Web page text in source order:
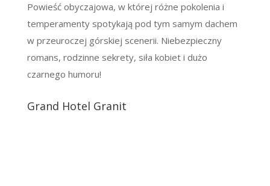
Powieść obyczajowa, w której różne pokolenia i
temperamenty spotykają pod tym samym dachem
w przeuroczej górskiej scenerii. Niebezpieczny
romans, rodzinne sekrety, siła kobiet i dużo
czarnego humoru!
Grand Hotel Granit